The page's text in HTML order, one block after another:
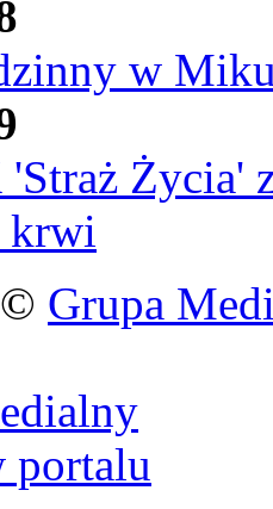
w
Życia'
krwi
Grupa
portalu